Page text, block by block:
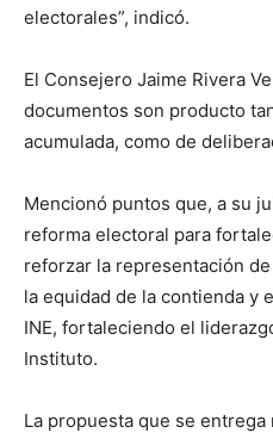
electorales”, indicó.
El Consejero Jaime Rivera
documentos son producto
acumulada, como de
Mencionó puntos que, a su
reforma electoral para
reforzar la representación
la equidad de la contienda y
INE, fortaleciendo el
Instituto.
La propuesta que se